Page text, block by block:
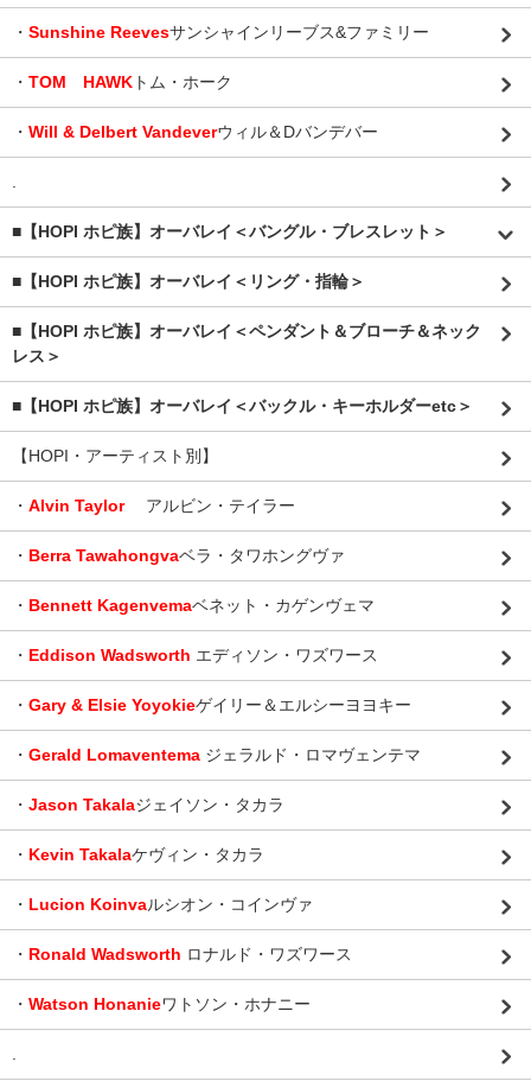
・ Sunshine Reevesサンシャインリーブス&ファミリー
・ TOM HAWK トム・ホーク
・ Will & Delbert Vandeverウィル＆Dバンデバー
.
■【HOPI ホピ族】オーバレイ＜バングル・ブレスレット＞
■【HOPI ホピ族】オーバレイ＜リング・指輪＞
■【HOPI ホピ族】オーバレイ＜ペンダント＆ブローチ＆ネック
レス＞
■【HOPI ホピ族】オーバレイ＜バックル・キーホルダーetc＞
【HOPI・アーティスト別】
・ Alvin Taylor アルビン・テイラー
・ Berra Tawahongvaベラ・タワホングヴァ
・ Bennett Kagenvemaベネット・カゲンヴェマ
・ Eddison Wadsworth エディソン・ワズワース
・ Gary & Elsie Yoyokieゲイリー＆エルシーヨヨキー
・ Gerald Lomaventema ジェラルド・ロマヴェンテマ
・ Jason Takalaジェイソン・タカラ
・ Kevin Takalaケヴィン・タカラ
・ Lucion Koinvaルシオン・コインヴァ
・ Ronald Wadsworth ロナルド・ワズワース
・ Watson Honanieワトソン・ホナニー
.